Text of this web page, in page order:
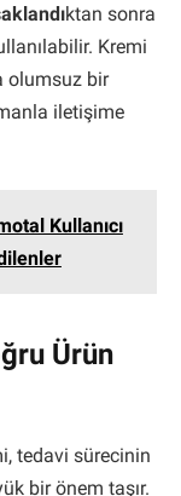
ktan sonra
Kremi
olumsuz bir
iletişime
Kullanıcı
Ürün
tedavi sürecinin
bir önem taşır.